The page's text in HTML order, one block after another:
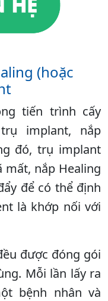
(hoặc
tiến trình cấy
implant, nắp
đó, trụ implant
mất, nắp Healing
để có thể định
là khớp nối với
được đóng gói
Mỗi lần lấy ra
bệnh nhân và